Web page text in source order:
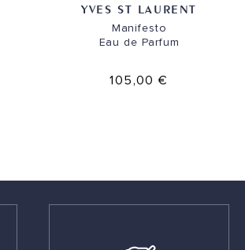
YVES ST LAURENT
Manifesto
Eau de Parfum
105,00 €